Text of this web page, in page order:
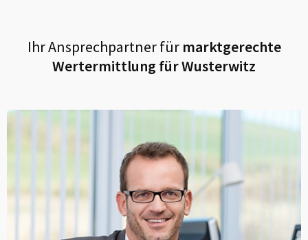
Ihr Ansprechpartner fürmarktgerechte
Wertermittlung fürWusterwitz